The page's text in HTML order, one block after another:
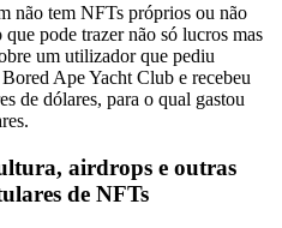
não tem NFTs próprios ou não
pode trazer não só lucros mas
um utilizador que pediu
Ape Yacht Club e recebeu
de dólares, para o qual gastou
airdrops e outras
de NFTs